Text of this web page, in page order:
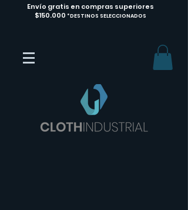
Envío gratis en compras superiores
$150.000 *DESTINOS SELECCIONADOS